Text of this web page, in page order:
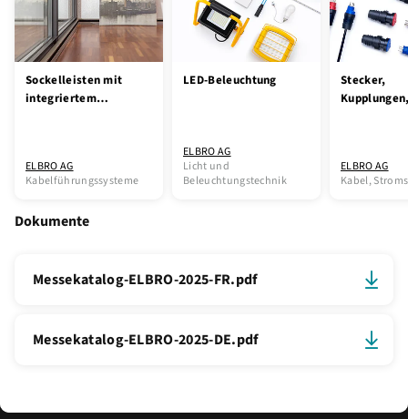
Sockelleisten mit
integriertem
Ästhetik
ELBRO AG
Kabelführungssysteme
LED-Beleuchtung
ELBRO AG
Licht und
Beleuchtungstechnik
Stecker,
IP55
ELBRO AG
Kabel,
Dokumente
Messekatalog-ELBRO-2025-FR.pdf
Messekatalog-ELBRO-2025-DE.pdf